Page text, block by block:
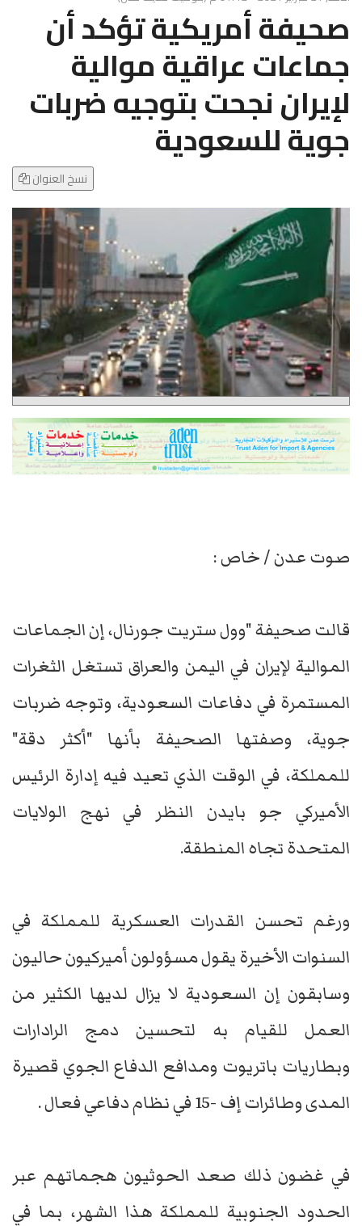
l
e
N
a
v
i
g
a
o
n
صحيفة أمريكية تؤكد أن
جماعات عراقية موالية
لإيران نجحت بتوجيه ضربات
جوية للسعودية
نسخ العنوان
صوت عدن / خاص :
قالت صحيفة "وول ستريت جورنال، إن الجماعات
الموالية لإيران في اليمن والعراق تستغل الثغرات
المستمرة في دفاعات السعودية، وتوجه ضربات
جوية، وصفتها الصحيفة بأنها "أكثر دقة"
للمملكة، في الوقت الذي تعيد فيه إدارة الرئيس
الأميركي جو بايدن النظر في نهج الولايات
المتحدة تجاه المنطقة.
ورغم تحسن القدرات العسكرية للمملكة في
السنوات الأخيرة يقول مسؤولون أميركيون حاليون
وسابقون إن السعودية لا يزال لديها الكثير من
العمل للقيام به لتحسين دمج الرادارات
وبطاريات باتريوت ومدافع الدفاع الجوي قصيرة
المدى وطائرات إف -15 في نظام دفاعي فعال .
في غضون ذلك صعد الحوثيون هجماتهم عبر
الحدود الجنوبية للمملكة هذا الشهر، بما في